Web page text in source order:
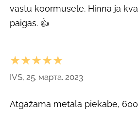
vastu koormusele. Hinna ja
paigas. 👍
★★★★★
IVS, 25. марта. 2023
Atgāžama metāla piekabe, 600